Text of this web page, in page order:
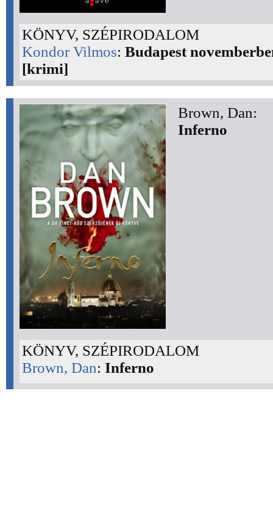
KÖNYV, SZÉPIRODALOM
Kondor Vilmos: Budapest
[krimi]
Brown, Dan:
Inferno
KÖNYV, SZÉPIRODALOM
Brown, Dan: Inferno